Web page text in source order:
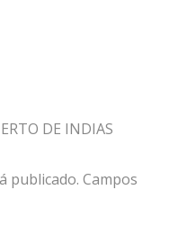
DE INDIAS
publicado. Campos